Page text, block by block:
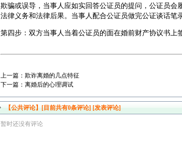
欺骗或误导，当事人应如实回答公证员的提问，公证员
法律义务和法律后果。当事人配合公证员做完公证谈话笔
第四步：双方当事人当着公证员的面在婚前财产协议书上
上一篇： 欺诈离婚的几点特征
下一篇： 离婚后的心理调试
【公共评论】[目前共有0条评论] [发表评论]
暂时还没有评论